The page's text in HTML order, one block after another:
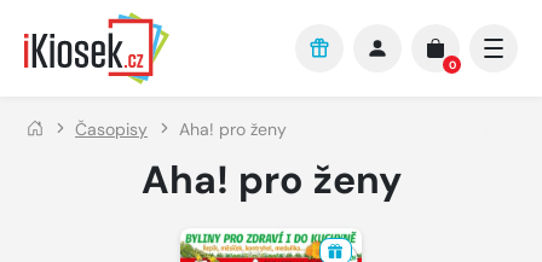
Přejít na hlavní obsah
0
Časopisy Aha! pro ženy
Aha! pro ženy